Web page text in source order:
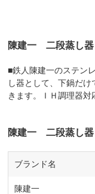
陳建一 二段蒸し器
■鉄人陳建一のステン
し器として、下鍋だ
きます。ＩＨ調理器対
陳建一 二段蒸し器
ブランド名
陳建一